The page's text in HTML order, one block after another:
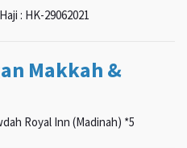
: HK-29062021
Makkah &
Royal Inn (Madinah) *5